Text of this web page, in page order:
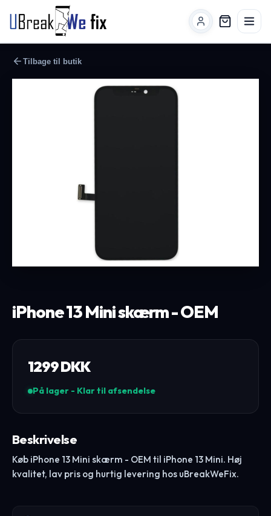
Tilbage til butik
iPhone 13 Mini skærm - OEM
1299DKK
På lager - Klar til afsendelse
Beskrivelse
Køb iPhone 13 Mini skærm - OEM til iPhone 13 Mini. Høj
kvalitet, lav pris og hurtig levering hos uBreakWeFix.